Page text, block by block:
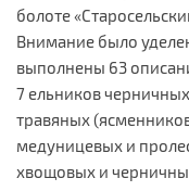
болоте
Внимание было
выполнены 63
7 ельников
травяных
медуницевых и
хвощовых и